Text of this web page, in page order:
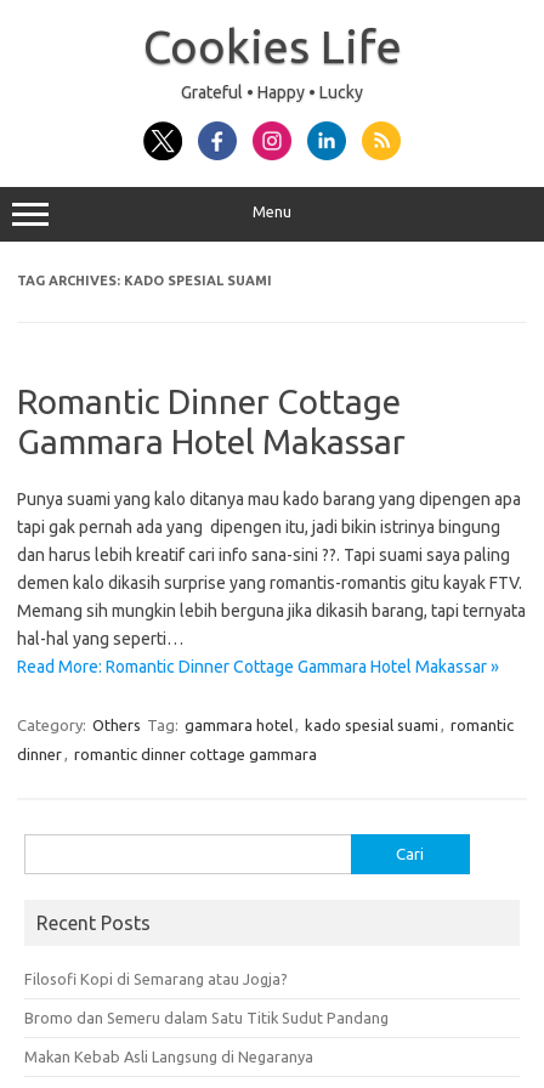
Cookies Life
Grateful • Happy • Lucky
Menu
TAG ARCHIVES: KADO SPESIAL SUAMI
Romantic Dinner Cottage
Gammara Hotel Makassar
Punya suami yang kalo ditanya mau kado barang yang dipengen apa
tapi gak pernah ada yang dipengen itu, jadi bikin istrinya bingung
dan harus lebih kreatif cari info sana-sini ??. Tapi suami saya paling
demen kalo dikasih surprise yang romantis-romantis gitu kayak FTV.
Memang sih mungkin lebih berguna jika dikasih barang, tapi ternyata
hal-hal yang seperti…
Read More: Romantic Dinner Cottage Gammara Hotel Makassar »
Category: Others Tag: gammara hotel, kado spesial suami , romantic
dinner, romantic dinner cottage gammara
untuk:
Recent Posts
Filosofi Kopi di Semarang atau Jogja?
Bromo dan Semeru dalam Satu Titik Sudut Pandang
Makan Kebab Asli Langsung di Negaranya